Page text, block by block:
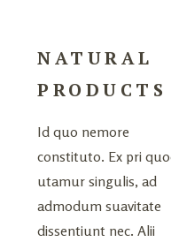
NATURAL
PRODUCTS
Id quo nemore
constituto. Ex pri
utamur singulis, ad
admodum suavitate
dissentiunt nec. Alii